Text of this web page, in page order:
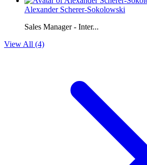
Alexander Scherer-Sokolowski
Sales Manager - Inter...
View All (4)